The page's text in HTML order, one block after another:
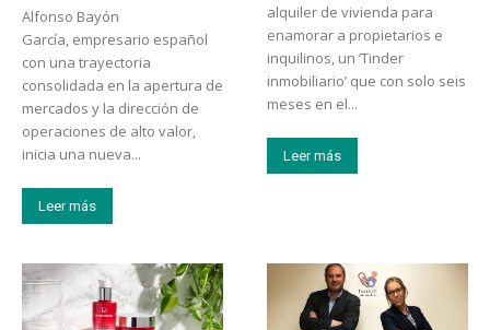
Alfonso Bayón
García, empresario español
con una trayectoria
consolidada en la apertura de
mercados y la dirección de
operaciones de alto valor,
inicia una nueva...
Leer más
alquiler de vivienda para
enamorar a propietarios e
inquilinos, un ‘Tinder
inmobiliario’ que con solo seis
meses en el...
Leer más